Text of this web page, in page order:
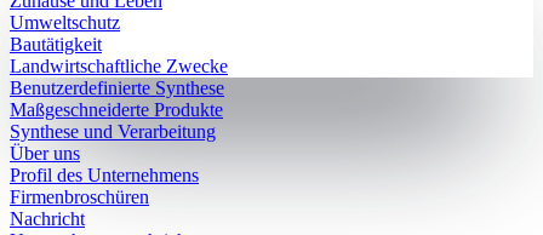
Umweltschutz
Bautätigkeit
Landwirtschaftliche Zwecke
Benutzerdefinierte Synthese
Maßgeschneiderte Produkte
Synthese und Verarbeitung
Über uns
Profil des Unternehmens
Firmenbroschüren
Nachricht